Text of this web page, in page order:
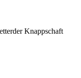
der Knappschaft